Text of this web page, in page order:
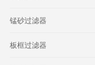
锰砂过滤器
板框过滤器